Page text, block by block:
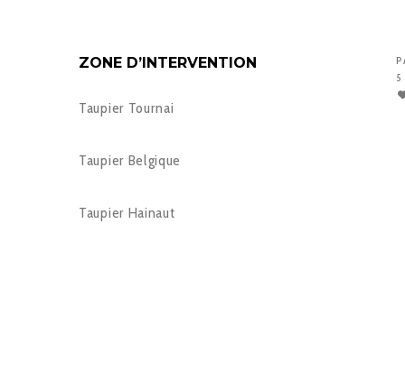
5
ZONE D’INTERVENTION
Taupier Tournai
Taupier Belgique
Taupier Hainaut